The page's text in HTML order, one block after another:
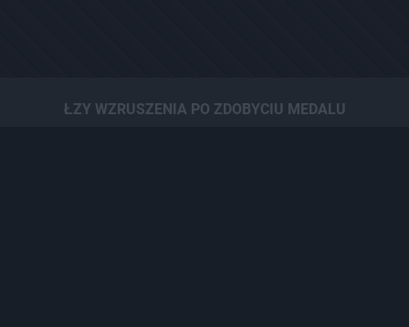
ŁZY WZRUSZENIA PO ZDOBYCIU MEDALU